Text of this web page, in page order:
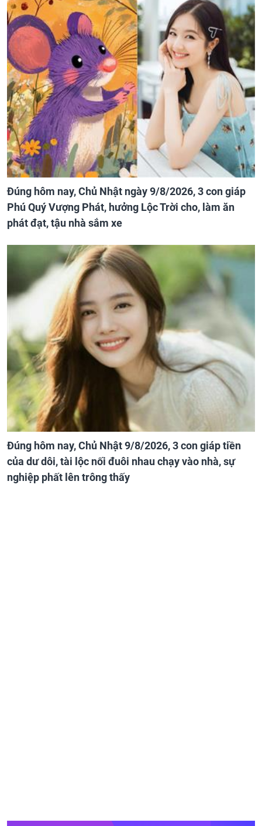
Đúng hôm nay, Chủ Nhật ngày 9/8/2026, 3 con giáp
Phú Quý Vượng Phát, hưởng Lộc Trời cho, làm ăn
phát đạt, tậu nhà sắm xe
Đúng hôm nay, Chủ Nhật 9/8/2026, 3 con giáp tiền
của dư dôi, tài lộc nối đuôi nhau chạy vào nhà, sự
nghiệp phất lên trông thấy